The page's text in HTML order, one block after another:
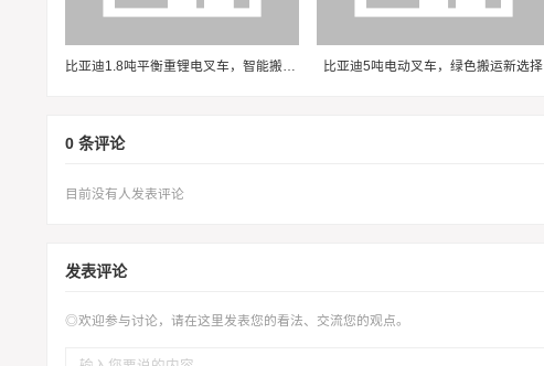
比亚迪1.8吨平衡重锂电叉车，智能搬运，开启绿色工业新篇章 比亚迪5吨电动叉车，绿色搬运新选择
0 条评论
目前没有人发表评论
发表评论
◎欢迎参与讨论，请在这里发表您的看法、交流您的观点。